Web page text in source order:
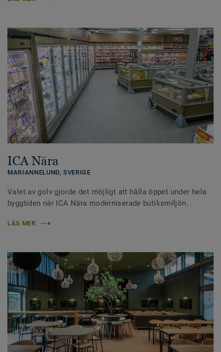
ICA Nära
MARIANNELUND, SVERIGE
Valet av golv gjorde det möjligt att hålla öppet under hela
byggtiden när ICA Nära moderniserade butiksmiljön.
LÄS MER